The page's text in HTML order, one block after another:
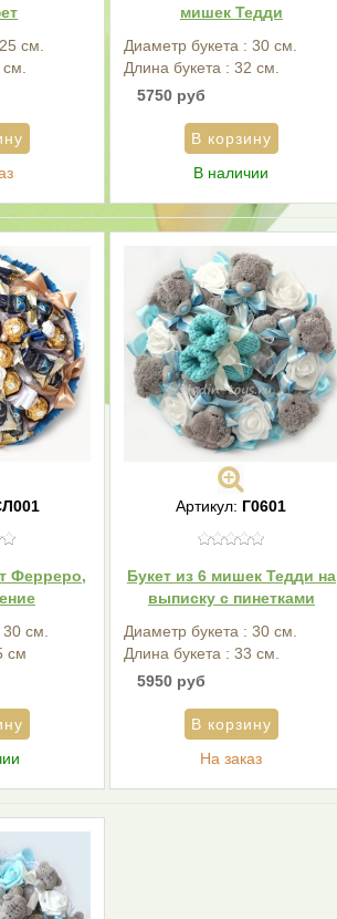
см.
мишек Тедди
Диаметр букета : 30 см.
Длина букета : 32 см.
5750 руб
В наличии
Ферреро,
см.
см
Артикул: Г0601
Букет из 6 мишек Тедди на
выписку с пинетками
Диаметр букета : 30 см.
Длина букета : 33 см.
5950 руб
На заказ